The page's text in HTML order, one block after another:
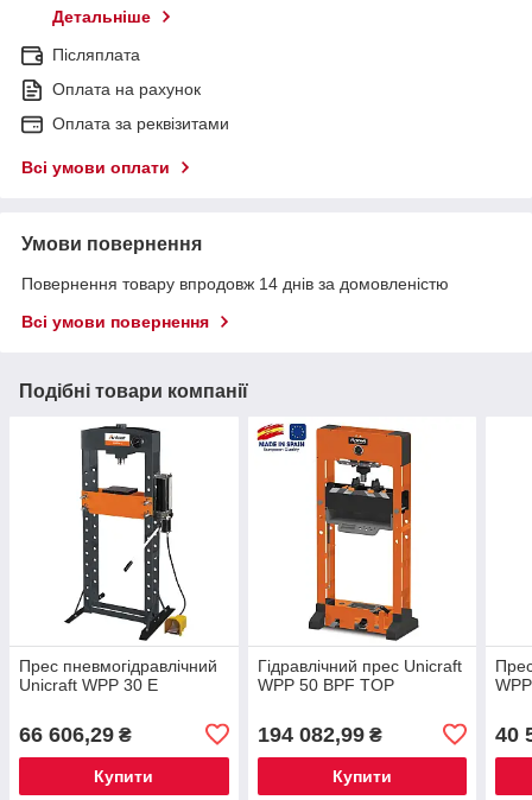
Детальніше
Післяплата
Оплата на рахунок
Оплата за реквізитами
Всі умови оплати
Умови повернення
Повернення товару впродовж 14 днів за домовленістю
Всі умови повернення
Подібні товари компанії
Прес пневмогідравлічний
Unicraft WPP 30 E
66 606,29 ₴
Купити
Гідравлічний прес Unicraft
WPP 50 BPF TOP
194 082,99₴
Купити
40